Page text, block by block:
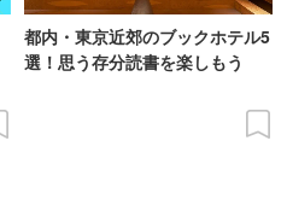
都内・東京近郊のブックホテル5
選！思う存分読書を楽しもう